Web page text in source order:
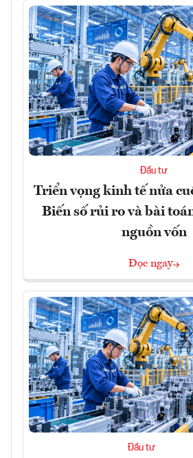
Đầu tư
Triển vọng kinh tế nửa
Biến số rủi ro và bài
nguồn vốn
Đọc ngay
Đầu tư